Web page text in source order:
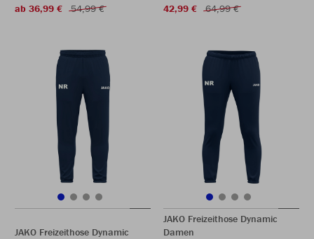
ab 36,99 €
54,99 €
42,99 €
64,99 €
JAKO Freizeithose Dynamic
JAKO Freizeithose Dynamic
Damen